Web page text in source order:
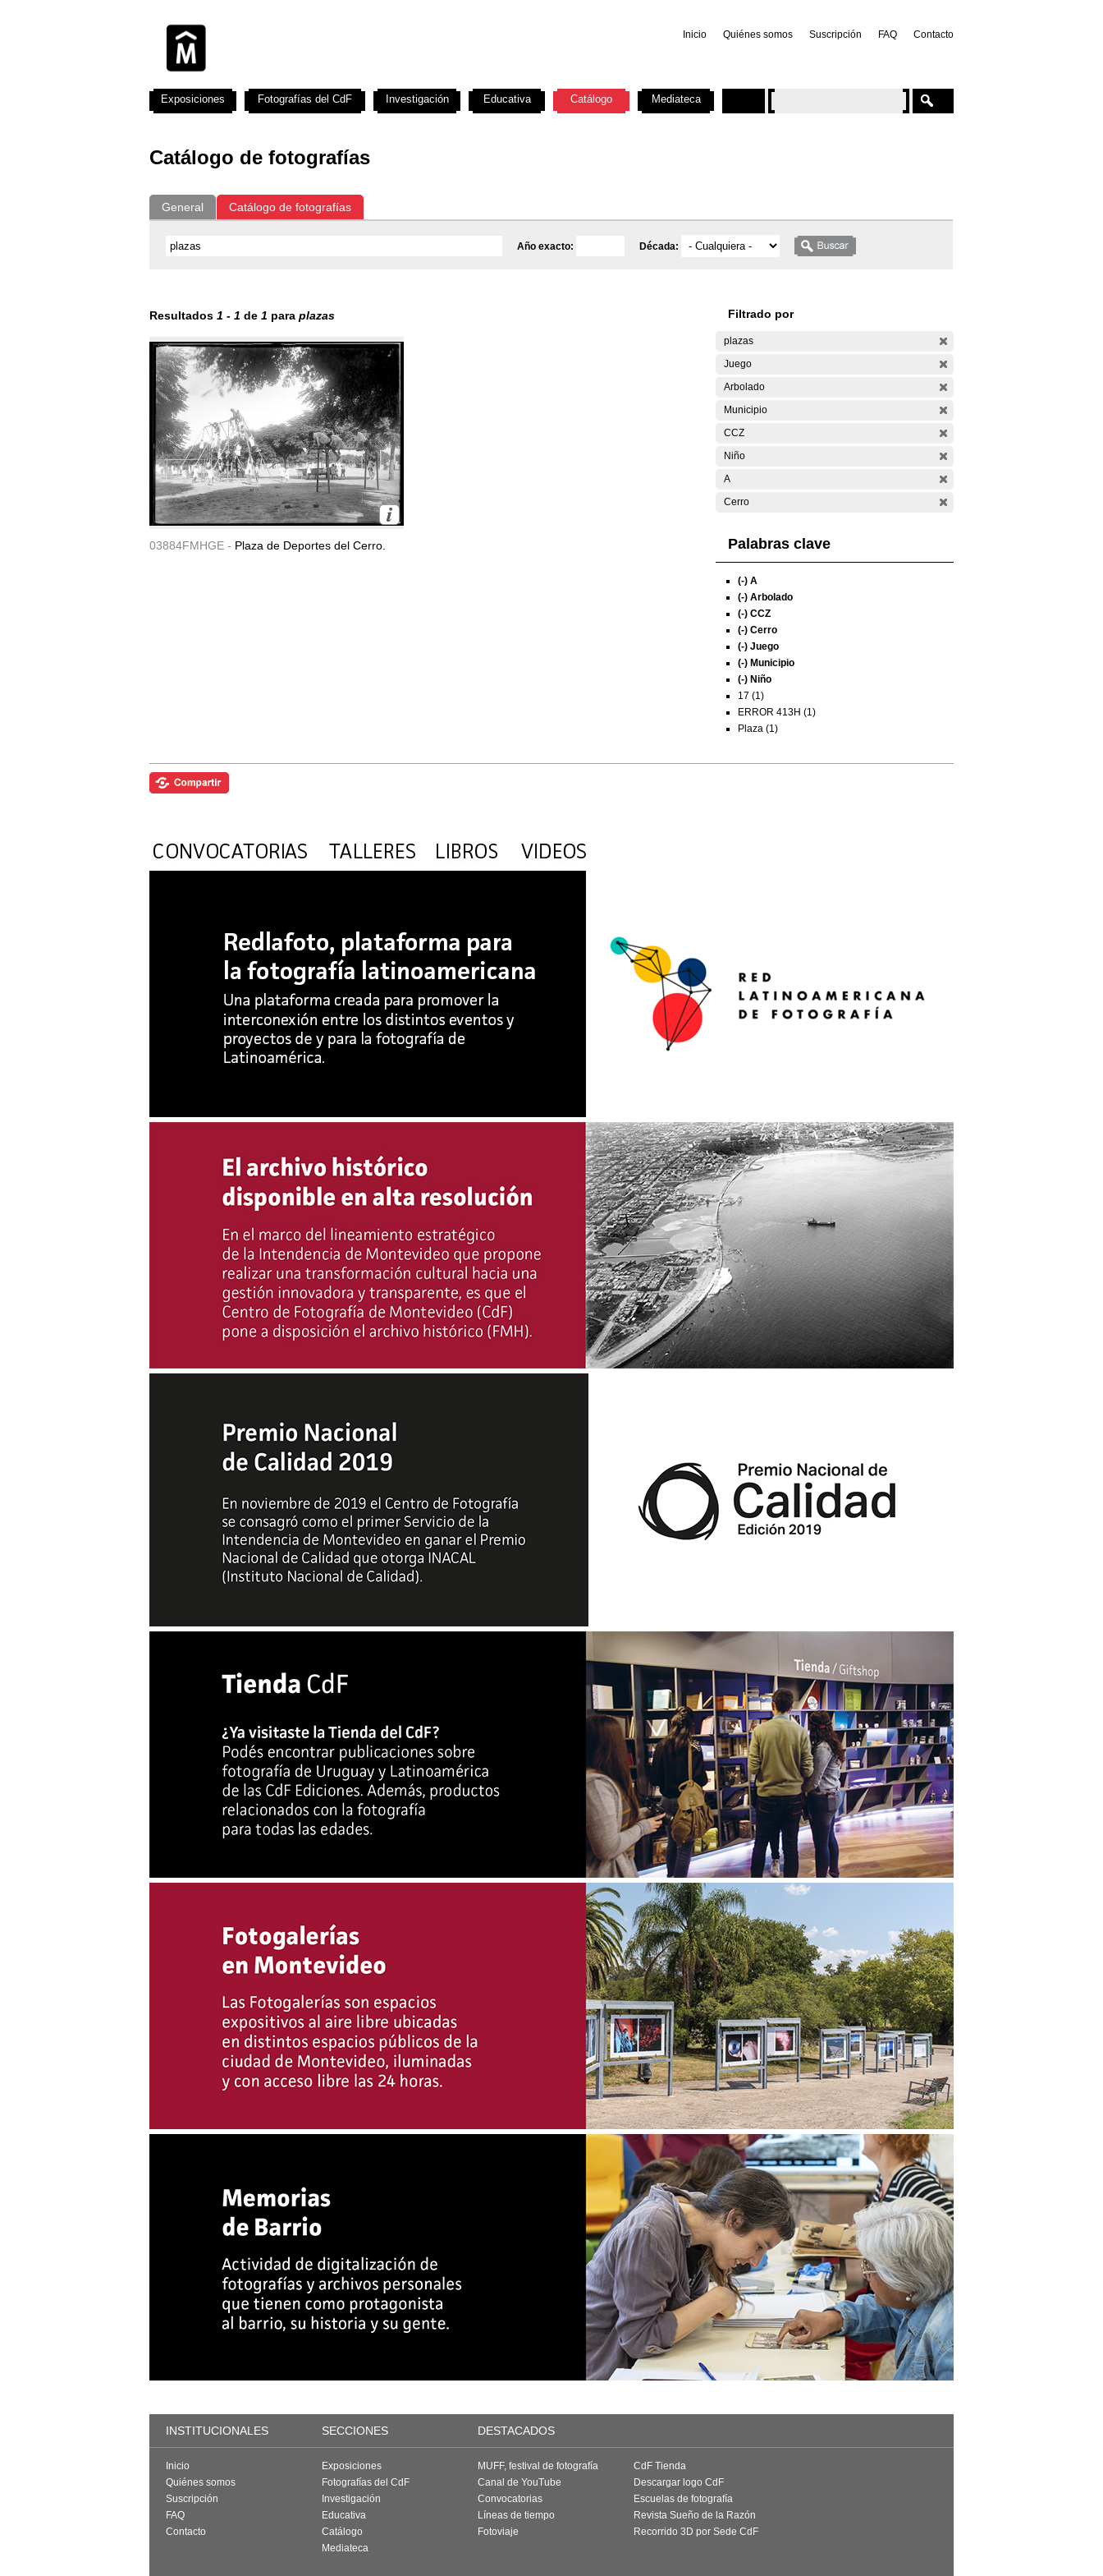
Inicio Quiénes somos Suscripción FAQ Contacto
Catálogo de fotografías
General Catálogo de fotografías
Año exacto: Década:
Resultados 1 - 1 de 1 para plazas
03884FMHGE - Plaza de Deportes del Cerro.
Filtrado por
plazas
Juego
Arbolado
Municipio
CCZ
Niño
A
Cerro
Palabras clave
(-) A
(-) Arbolado
(-) CCZ
(-) Cerro
(-) Juego
(-) Municipio
(-) Niño
17 (1)
ERROR 413H (1)
Plaza (1)
Exposiciones Fotografías del CdF Investigación Educativa Catálogo Mediateca
INSTITUCIONALES SECCIONES DESTACADOS
Inicio
Quiénes somos
Suscripción
FAQ
Contacto
Exposiciones
Fotografías del CdF
Investigación
Educativa
Catálogo
Mediateca
MUFF, festival de fotografía
Canal de YouTube
Convocatorias
Líneas de tiempo
Fotoviaje
CdF Tienda
Descargar logo CdF
Escuelas de fotografía
Revista Sueño de la Razón
Recorrido 3D por Sede CdF